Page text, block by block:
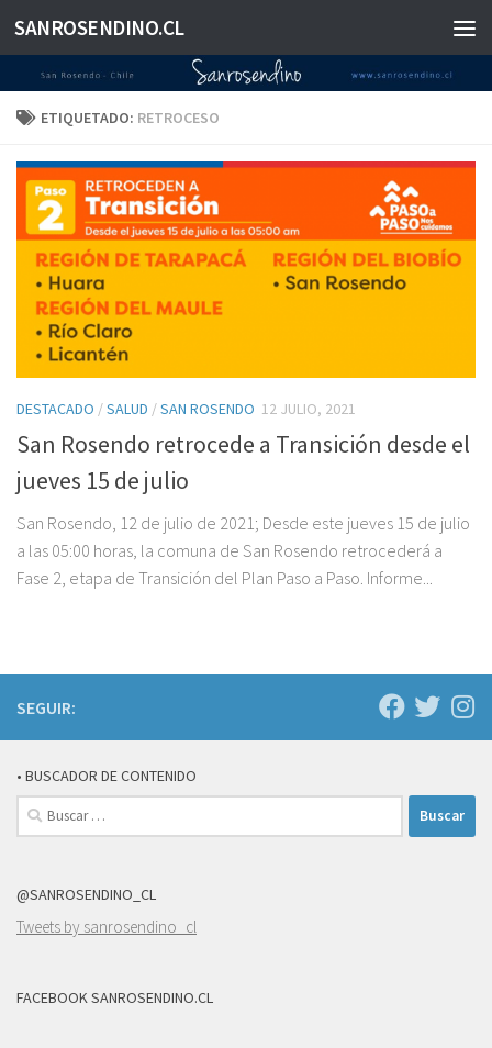
Saltar al contenido
SANROSENDINO.CL
ETIQUETADO: RETROCESO
DESTACADO /SALUD /SAN ROSENDO 12 JULIO, 2021
San Rosendo retrocede a Transición desde el
jueves 15 de julio
San Rosendo, 12 de julio de 2021; Desde este jueves 15 de julio
a las 05:00 horas, la comuna de San Rosendo retrocederá a
Fase 2, etapa de Transición del Plan Paso a Paso. Informe...
SEGUIR:
• BUSCADOR DE CONTENIDO
Buscar:
@SANROSENDINO_CL
Tweets by sanrosendino_cl
FACEBOOK SANROSENDINO.CL